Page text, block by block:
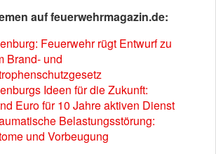
auf feuerwehrmagazin.de:
Feuerwehr rügt Entwurf zu
Brand- und
Ideen für die Zukunft:
Euro für 10 Jahre aktiven Dienst
Belastungsstörung:
und Vorbeugung